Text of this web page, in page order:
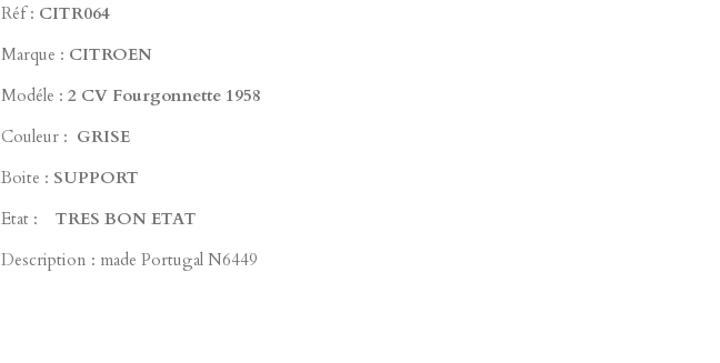
Réf : CITR064
Marque : CITROEN
Modéle : 2 CV Fourgonnette 1958
Couleur : GRISE
Boite : SUPPORT
Etat :
TRES BON ETAT
Description : made Portugal N6449